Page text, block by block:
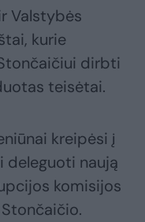
Valstybės
kurie
dirbti
teisėtai.
kreipėsi į
deleguoti naują
komisijos